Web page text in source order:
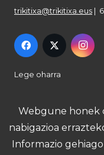
trikitixa@trikitixa.eus |
Lege oharra
Pribatutasun politika
Webgune honek
nabigazioa
Informazio